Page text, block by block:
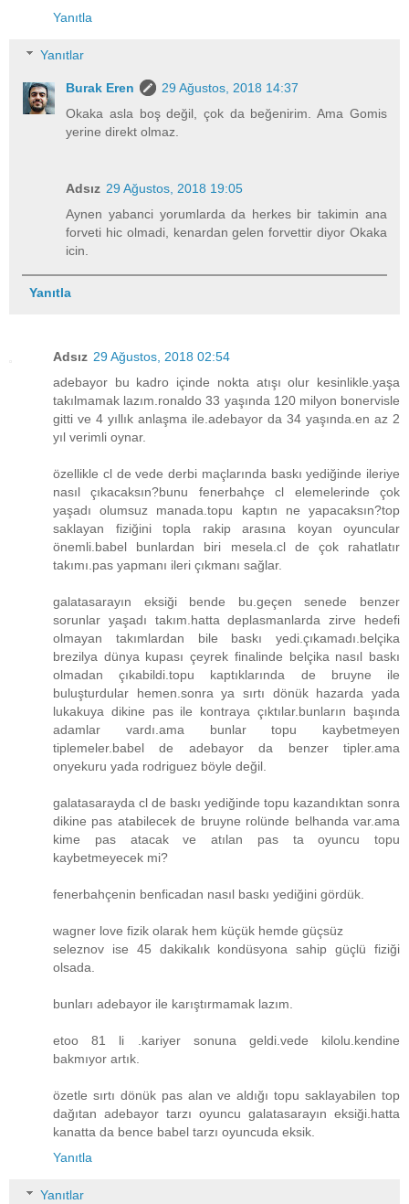
Yanıtla
Yanıtlar
Burak Eren
29 Ağustos, 2018 14:37
Okaka asla boş değil, çok da beğenirim. Ama Gomis
yerine direkt olmaz.
Adsız 29 Ağustos, 2018 19:05
Aynen yabanci yorumlarda da herkes bir takimin ana
forveti hic olmadi, kenardan gelen forvettir diyor Okaka
icin.
Yanıtla
Adsız 29 Ağustos, 2018 02:54
adebayor bu kadro içinde nokta atışı olur kesinlikle.yaşa
takılmamak lazım.ronaldo 33 yaşında 120 milyon bonervisle
gitti ve 4 yıllık anlaşma ile.adebayor da 34 yaşında.en az 2
yıl verimli oynar.
özellikle cl de vede derbi maçlarında baskı yediğinde ileriye
nasıl çıkacaksın?bunu fenerbahçe cl elemelerinde çok
yaşadı olumsuz manada.topu kaptın ne yapacaksın?top
saklayan fiziğini topla rakip arasına koyan oyuncular
önemli.babel bunlardan biri mesela.cl de çok rahatlatır
takımı.pas yapmanı ileri çıkmanı sağlar.
galatasarayın eksiği bende bu.geçen senede benzer
sorunlar yaşadı takım.hatta deplasmanlarda zirve hedefi
olmayan takımlardan bile baskı yedi.çıkamadı.belçika
brezilya dünya kupası çeyrek finalinde belçika nasıl baskı
olmadan çıkabildi.topu kaptıklarında de bruyne ile
buluşturdular hemen.sonra ya sırtı dönük hazarda yada
lukakuya dikine pas ile kontraya çıktılar.bunların başında
adamlar vardı.ama bunlar topu kaybetmeyen
tiplemeler.babel de adebayor da benzer tipler.ama
onyekuru yada rodriguez böyle değil.
galatasarayda cl de baskı yediğinde topu kazandıktan sonra
dikine pas atabilecek de bruyne rolünde belhanda var.ama
kime pas atacak ve atılan pas ta oyuncu topu
kaybetmeyecek mi?
fenerbahçenin benficadan nasıl baskı yediğini gördük.
wagner love fizik olarak hem küçük hemde güçsüz
seleznov ise 45 dakikalık kondüsyona sahip güçlü fiziği
olsada.
bunları adebayor ile karıştırmamak lazım.
etoo 81 li .kariyer sonuna geldi.vede kilolu.kendine
bakmıyor artık.
özetle sırtı dönük pas alan ve aldığı topu saklayabilen top
dağıtan adebayor tarzı oyuncu galatasarayın eksiği.hatta
kanatta da bence babel tarzı oyuncuda eksik.
Yanıtla
Yanıtlar